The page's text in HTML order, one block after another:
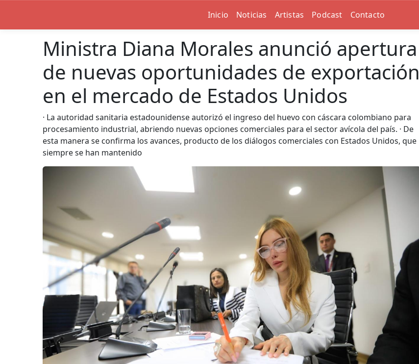
Inicio Noticias Artistas Podcast Contacto
Ministra Diana Morales anunció apertura
de nuevas oportunidades de exportación
en el mercado de Estados Unidos
· La autoridad sanitaria estadounidense autorizó el ingreso del huevo con cáscara colombiano para
procesamiento industrial, abriendo nuevas opciones comerciales para el sector avícola del país. · De
esta manera se confirma los avances, producto de los diálogos comerciales con Estados Unidos, que
siempre se han mantenido